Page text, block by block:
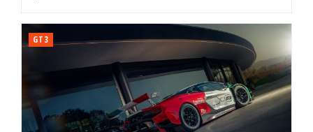
GT3